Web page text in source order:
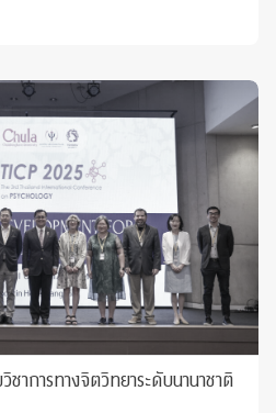
าการทางจิตวิทยาระดับนานาชาติ